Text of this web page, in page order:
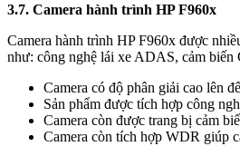
3.7. Camera hành trình HP F960x
Camera hành trình HP F960x được
như: công nghệ lái xe ADAS, cảm
Camera có độ phân giải cao lên
Sản phẩm được tích hợp công
Camera còn được trang bị cảm
Camera còn tích hợp WDR giúp